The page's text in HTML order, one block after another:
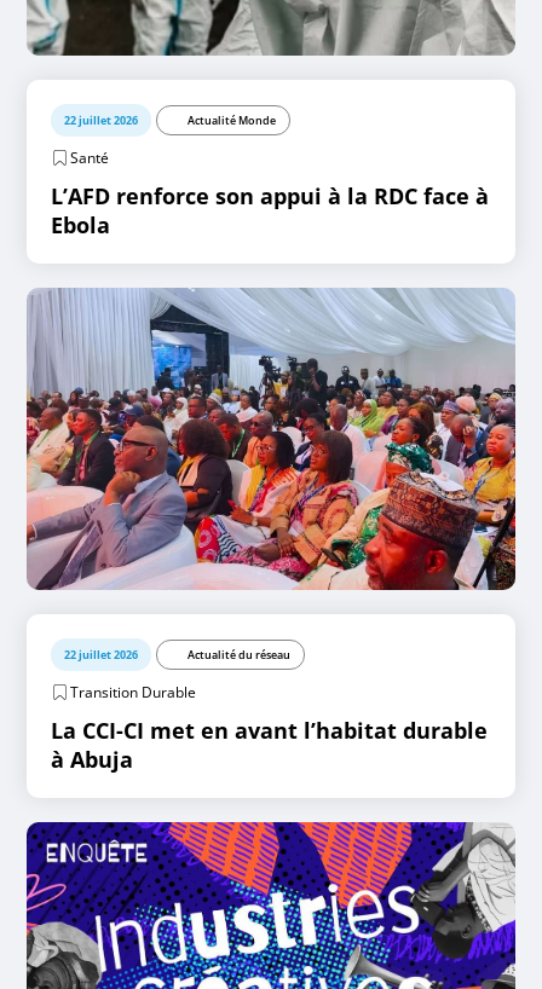
22 juillet 2026 Actualité Monde
Santé
L’AFD renforce son appui à la RDC face à
Ebola
22 juillet 2026 Actualité du réseau
Transition Durable
La CCI-CI met en avant l’habitat durable
à Abuja